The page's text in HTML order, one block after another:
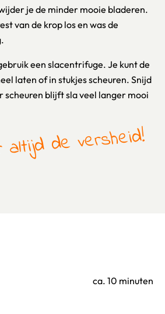
je de minder mooie bladeren.
van de krop los en was de
een slacentrifuge. Je kunt de
laten of in stukjes scheuren. Snijd
scheuren blijft sla veel langer mooi
de versheid!
ca. 10 minuten